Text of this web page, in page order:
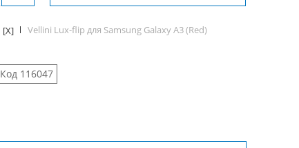
[X] Vellini Lux-flip для Samsung Galaxy A3 (Red)
Код 116047